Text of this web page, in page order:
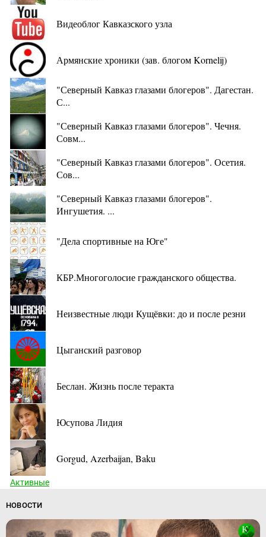
Видеоблог Кавказского узла
Армянские хроники (зав. блогом Kornelij)
"Северный Кавказ глазами блогеров". Дагестан.
С...
"Северный Кавказ глазами блогеров". Чечня.
Совм...
"Северный Кавказ глазами блогеров". Осетия.
Сов...
"Северный Кавказ глазами блогеров".
Ингушетия. ...
"Дела спортивные на Юге"
КБР.Многоголосие гражданского общества.
Неизвестные люди Кущёвки: до и после резни
Цыганский разговор
Беслан. Жизнь после теракта
Юсупова Лидия
Gorgud, Azerbaijan, Baku
Активные
НОВОСТИ